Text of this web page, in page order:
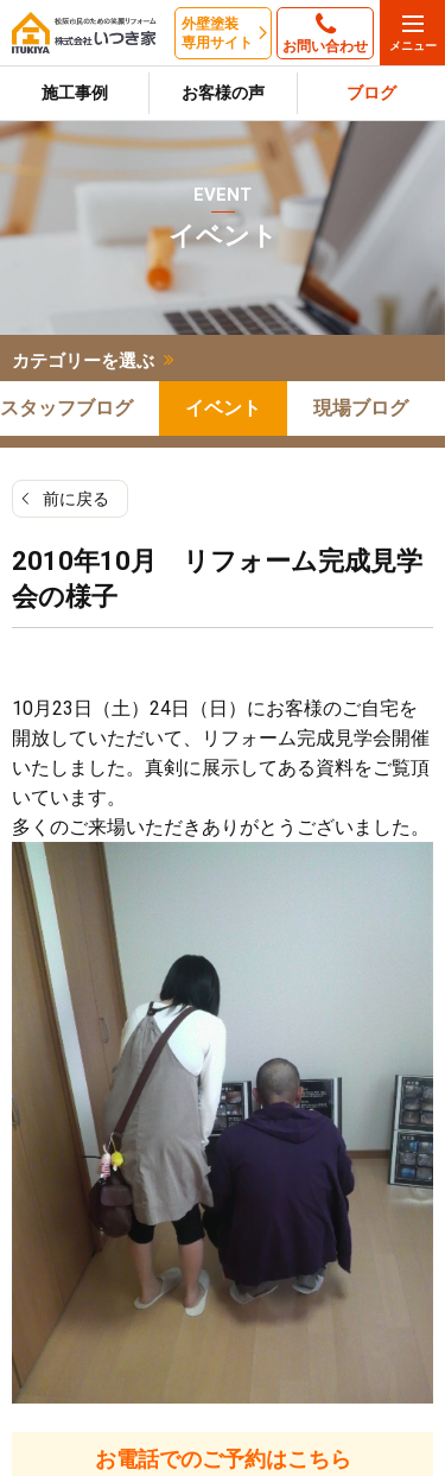
外壁塗装
専用サイト
お問い合わせ
施工事例 お客様の声 ブログ
EVENT
イベント
カテゴリーを選ぶ
スタッフブログ イベント 現場ブログ
前に戻る
2010年10月 リフォーム完成見学
会の様子
10月23日（土）24日（日）にお客様のご自宅を
開放していただいて、リフォーム完成見学会開催
いたしました。真剣に展示してある資料をご覧頂
いています。
多くのご来場いただきありがとうございました。
お電話でのご予約はこちら